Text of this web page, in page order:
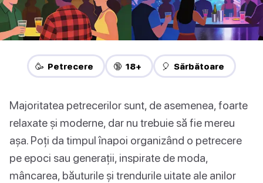
🥳 Petrecere 🔞 18+ 🎈 Sărbătoare
Majoritatea petrecerilor sunt, de asemenea, foarte
relaxate și moderne, dar nu trebuie să fie mereu
așa. Poți da timpul înapoi organizând o petrecere
pe epoci sau generații, inspirate de moda,
mâncarea, băuturile și trendurile uitate ale anilor